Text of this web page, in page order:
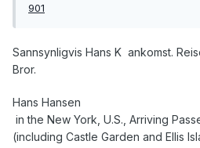
901
Sannsynligvis Hans K ankomst.
Bror.
Hans Hansen
in the New York, U.S., Arriving
(including Castle Garden and Ellis